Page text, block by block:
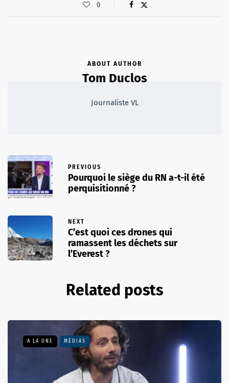
0
ABOUT AUTHOR
Tom Duclos
Journaliste VL
PREVIOUS
Pourquoi le siège du RN a-t-il été
perquisitionné ?
NEXT
C’est quoi ces drones qui
ramassent les déchets sur
l’Everest ?
Related posts
A LA UNE MÉDIAS